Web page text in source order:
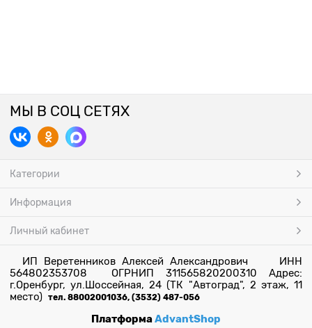
МЫ В СОЦ СЕТЯХ
Категории
Информация
Личный кабинет
ИП Веретенников Алексей Александрович ИНН
564802353708 ОГРНИП 311565820200310 Адрес:
г.Оренбург, ул.Шоссейная, 24 (ТК "Автоград", 2 этаж, 11
место) тел. 88002001036, (3532) 487-056
ПлатформаAdvantShop